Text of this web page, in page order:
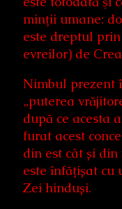
minții umane:
este dreptul
evreilor) de
Nimbul prezent
„puterea
după ce acesta
furat acest
din est cât și din
este înfățișat
Zei hinduși.